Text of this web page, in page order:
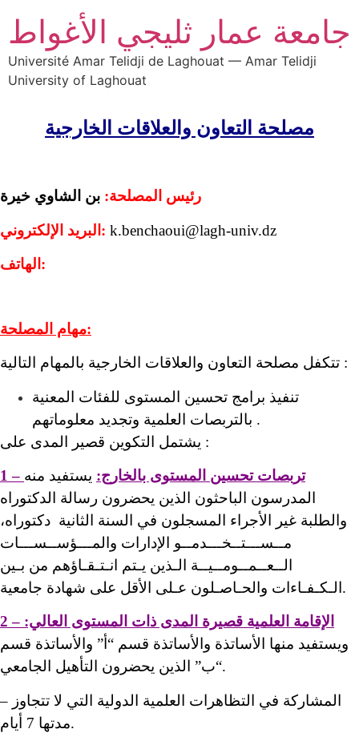
جامعة عمار ثليجي الأغواط
Université Amar Telidji de Laghouat — Amar Telidji
University of Laghouat
مصلحة التعاون والعلاقات الخارجية
رئيس المصلحة: بن الشاوي خيرة
البريد الإلكتروني: k.benchaoui@lagh-univ.dz
الهاتف:
مهام المصلحة:
تتكفل مصلحة التعاون والعلاقات الخارجية بالمهام التالية :
تنفيذ برامج تحسين المستوى للفئات المعنية
بالتربصات العلمية وتجديد معلوماتهم .
يشتمل التكوين قصير المدى على :
1 – تربصات تحسين المستوى بالخارج: يستفيد منه
المدرسون الباحثون الذين يحضرون رسالة الدكتوراه
والطلبة غير الأجراء المسجلون في السنة الثانية دكتوراه،
مــســـتــخـــدمــو الإدارات والمـــؤســســـات
الــعــمــومــيــة الـذين يـتم انـتـقـاؤهم من بـين
الـكـفـاءات والحـاصـلون عـلى الأقل على شهادة جامعية.
2 – الإقامة العلمية قصيرة المدى ذات المستوى العالي:
ويستفيد منها الأساتذة والأساتذة قسم “أ” والأساتذة قسم
“ب” الذين يحضرون التأهيل الجامعي.
– المشاركة في التظاهرات العلمية الدولية التي لا تتجاوز
مدتها 7 أيام.